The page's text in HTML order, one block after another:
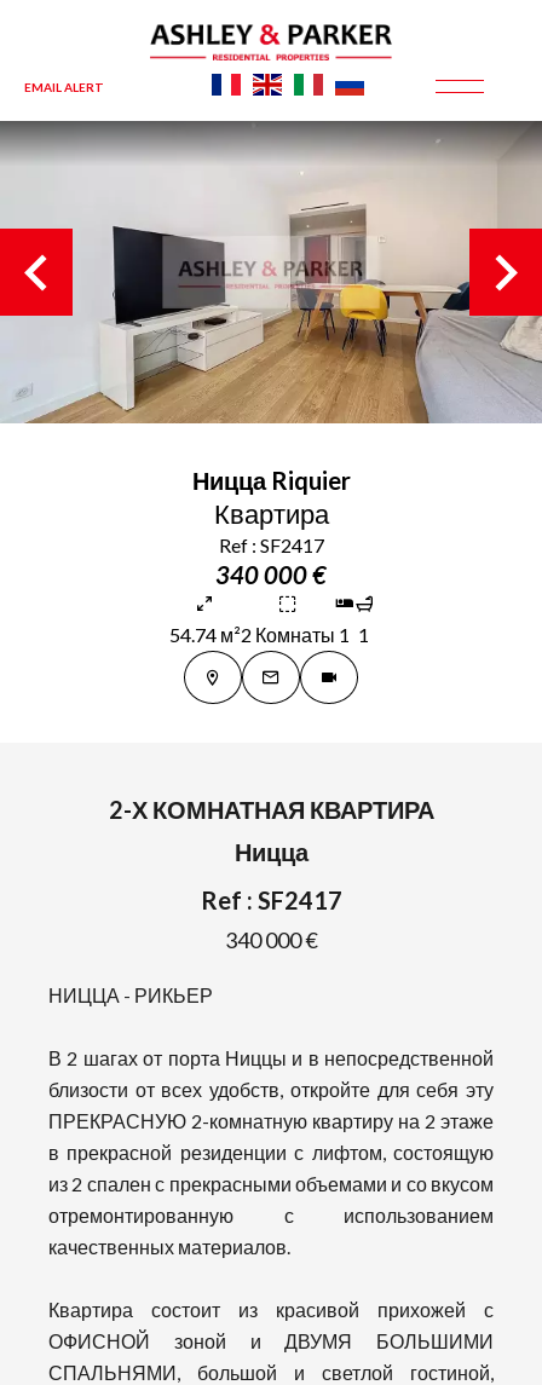
EMAIL ALERT
Ницца Riquier
Квартира
Ref : SF2417
340 000 €
54.74 м²2 Комнаты 1 1
2-Х КОМНАТНАЯ КВАРТИРА
Ницца
Ref : SF2417
340 000 €
НИЦЦА - РИКЬЕР
В 2 шагах от порта Ниццы и в непосредственной
близости от всех удобств, откройте для себя эту
ПРЕКРАСНУЮ 2-комнатную квартиру на 2 этаже
в прекрасной резиденции с лифтом, состоящую
из 2 спален с прекрасными объемами и со вкусом
отремонтированную с использованием
качественных материалов.
Квартира состоит из красивой прихожей с
ОФИСНОЙ зоной и ДВУМЯ БОЛЬШИМИ
СПАЛЬНЯМИ, большой и светлой гостиной,